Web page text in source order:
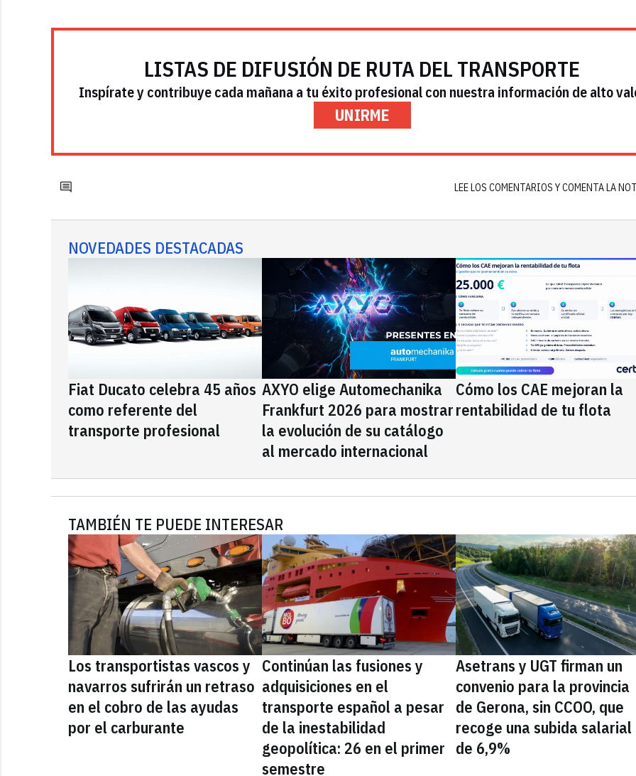
LISTAS DE DIFUSIÓN DE RUTA DEL TRANSPORTE
Inspírate y contribuye cada mañana a tu éxito profesional con nuestra información de alto
UNIRME
LEE LOS COMENTARIOS Y COMENTA LA
NOVEDADES DESTACADAS
Fiat Ducato celebra 45 años
como referente del
transporte profesional
AXYO elige Automechanika
Frankfurt 2026 para mostrar
la evolución de su catálogo
al mercado internacional
Cómo los CAE mejoran la
rentabilidad de tu flota
TAMBIÉN TE PUEDE INTERESAR
Los transportistas vascos y
navarros sufrirán un retraso
en el cobro de las ayudas
por el carburante
Continúan las fusiones y
adquisiciones en el
transporte español a pesar
de la inestabilidad
geopolítica: 26 en el primer
semestre
Asetrans y UGT firman un
convenio para la provincia
de Gerona, sin CCOO, que
recoge una subida salarial
de 6,9%